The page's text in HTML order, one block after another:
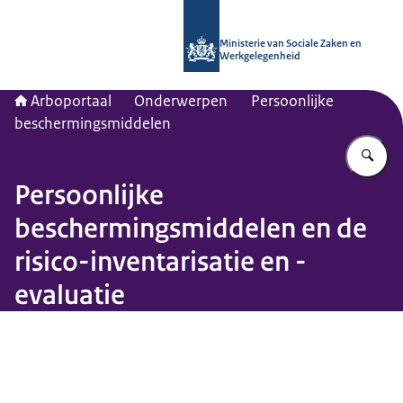
Ministerie van Sociale Zaken en
Werkgelegenheid
Arboportaal Onderwerpen
Persoonlijke
beschermingsmiddelen
Persoonlijke
beschermingsmiddelen en de
risico-inventarisatie en -
evaluatie